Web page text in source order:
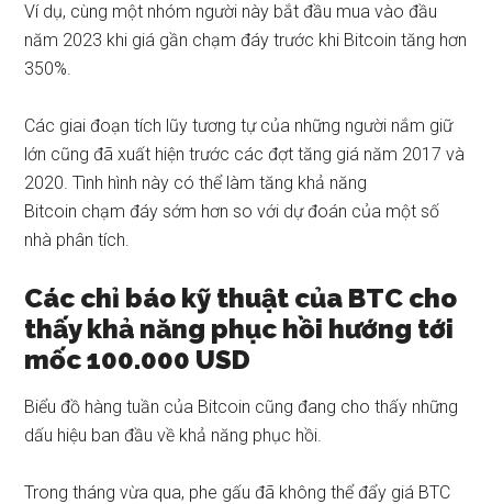
Ví dụ, cùng một nhóm người này bắt đầu mua vào đầu
năm 2023 khi giá gần chạm đáy trước khi Bitcoin tăng hơn
350%.
Các giai đoạn tích lũy tương tự của những người nắm giữ
lớn cũng đã xuất hiện trước các đợt tăng giá năm 2017 và
2020. Tình hình này có thể làm tăng khả năng
Bitcoin chạm đáy sớm hơn so với dự đoán của một số
nhà phân tích.
Các chỉ báo kỹ thuật của BTC cho
thấy khả năng phục hồi hướng tới
mốc 100.000 USD
Biểu đồ hàng tuần của Bitcoin cũng đang cho thấy những
dấu hiệu ban đầu về khả năng phục hồi.
Trong tháng vừa qua, phe gấu đã không thể đẩy giá BTC